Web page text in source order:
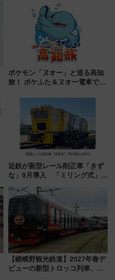
ポケモン「ヌオー」と巡る高知
旅！ ポケふた＆ヌオー電車で楽
（7月18日スタート）
近鉄が新型レール削正車「きず
な」9月導入 「ミリング式」採
化！安全性や乗り心地の向上に
貢献するだけでなく、全線区で
活躍するための仕組みも
【嵯峨野観光鉄道】2027年春デ
ビューの新型トロッコ列車、い